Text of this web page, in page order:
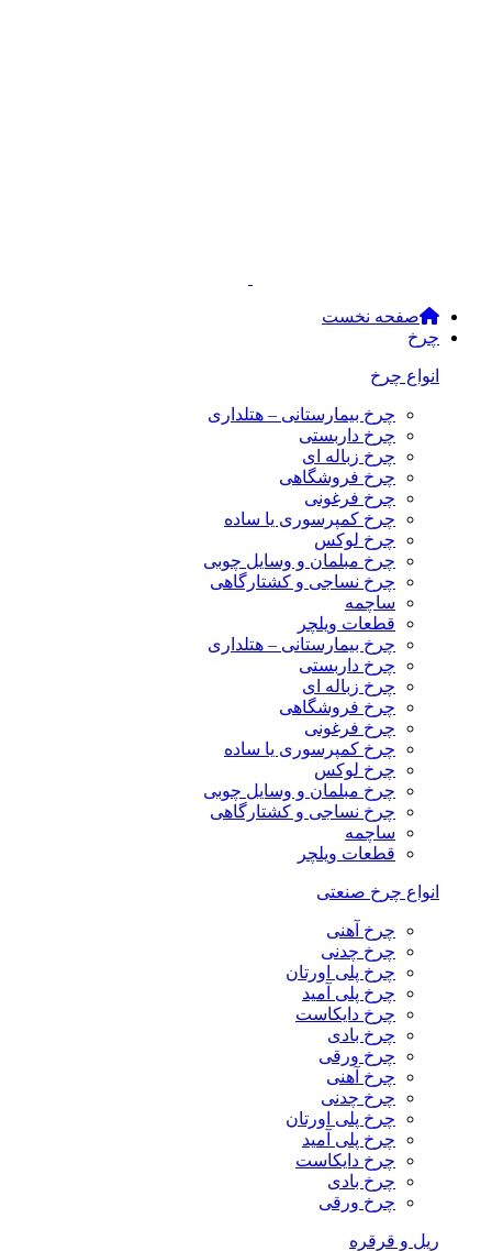
صفحه نخست
چرخ
انواع چرخ
چرخ بیمارستانی – هتلداری
چرخ داربستی
چرخ زباله ای
چرخ فروشگاهی
چرخ فرغونی
چرخ کمپرسوری یا ساده
چرخ لوکس
چرخ مبلمان و وسایل چوبی
چرخ نساجی و کشتارگاهی
ساچمه
قطعات ویلچر
چرخ بیمارستانی – هتلداری
چرخ داربستی
چرخ زباله ای
چرخ فروشگاهی
چرخ فرغونی
چرخ کمپرسوری یا ساده
چرخ لوکس
چرخ مبلمان و وسایل چوبی
چرخ نساجی و کشتارگاهی
ساچمه
قطعات ویلچر
انواع چرخ صنعتی
چرخ آهنی
چرخ چدنی
چرخ پلی اورتان
چرخ پلی آمید
چرخ دایکاست
چرخ بادی
چرخ ورقی
چرخ آهنی
چرخ چدنی
چرخ پلی اورتان
چرخ پلی آمید
چرخ دایکاست
چرخ بادی
چرخ ورقی
ریل و قرقره